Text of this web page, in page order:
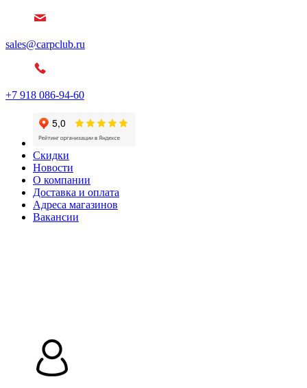
sales@carpclub.ru
+7 918 086-94-60
Скидки
Новости
О компании
Доставка и оплата
Адреса магазинов
Вакансии